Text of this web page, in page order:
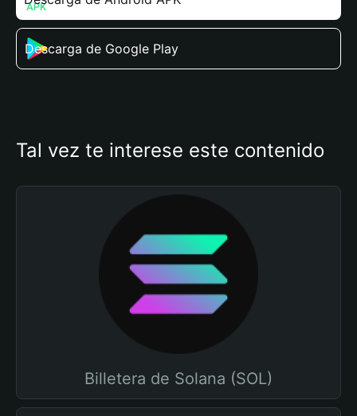
Descarga de Google Play
Tal vez te interese este contenido
Billetera de Solana (SOL)